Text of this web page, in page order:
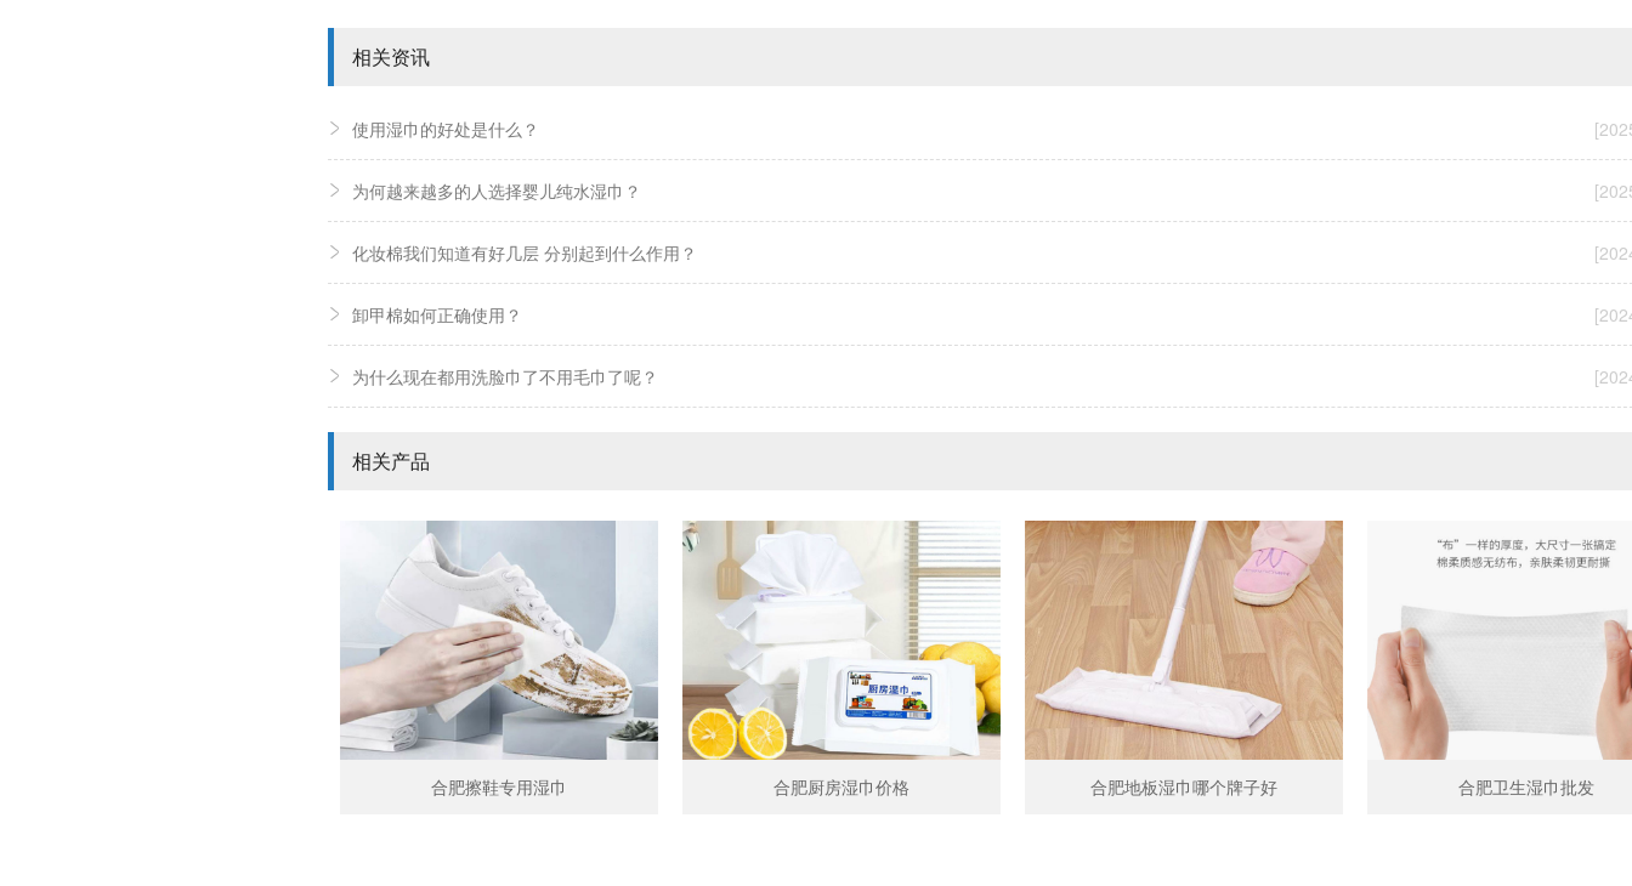
相关资讯
使用湿巾的好处是什么？
为何越来越多的人选择婴儿纯水湿巾？
化妆棉我们知道有好几层 分别起到什么作用？
卸甲棉如何正确使用？
为什么现在都用洗脸巾了不用毛巾了呢？
相关产品
合肥擦鞋专用湿巾 合肥厨房湿巾价格 合肥地板湿巾哪个牌子好 合肥卫生湿巾批发